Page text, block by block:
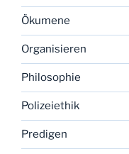
Ökumene
Organisieren
Philosophie
Polizeiethik
Predigen